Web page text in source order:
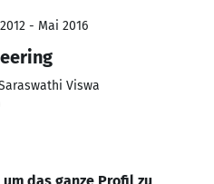
- Mai 2016
Viswa